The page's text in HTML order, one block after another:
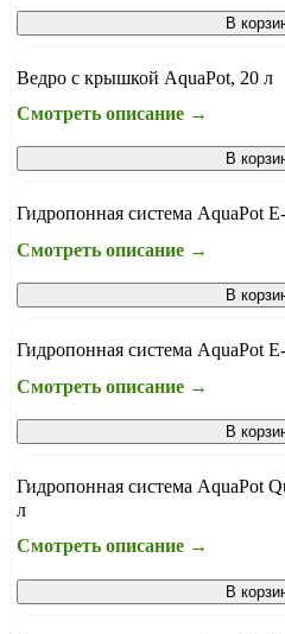
В
Ведро с крышкой AquaPot, 20 л
Смотреть описание →
В
Гидропонная система AquaPot
Смотреть описание →
В
Гидропонная система AquaPot
Смотреть описание →
В
Гидропонная система AquaPot
л
Смотреть описание →
В